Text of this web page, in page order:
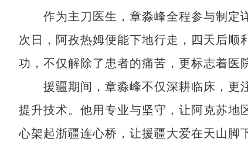
作为主刀医生，章淼峰全程参与制定
次日，阿孜热姆便能下地行走，四天后顺
功，不仅解除了患者的痛苦，更标志着医
援疆期间，章淼峰不仅深耕临床，更
提升技术。他用专业与坚守，让阿克苏地
心架起浙疆连心桥，让援疆大爱在天山脚